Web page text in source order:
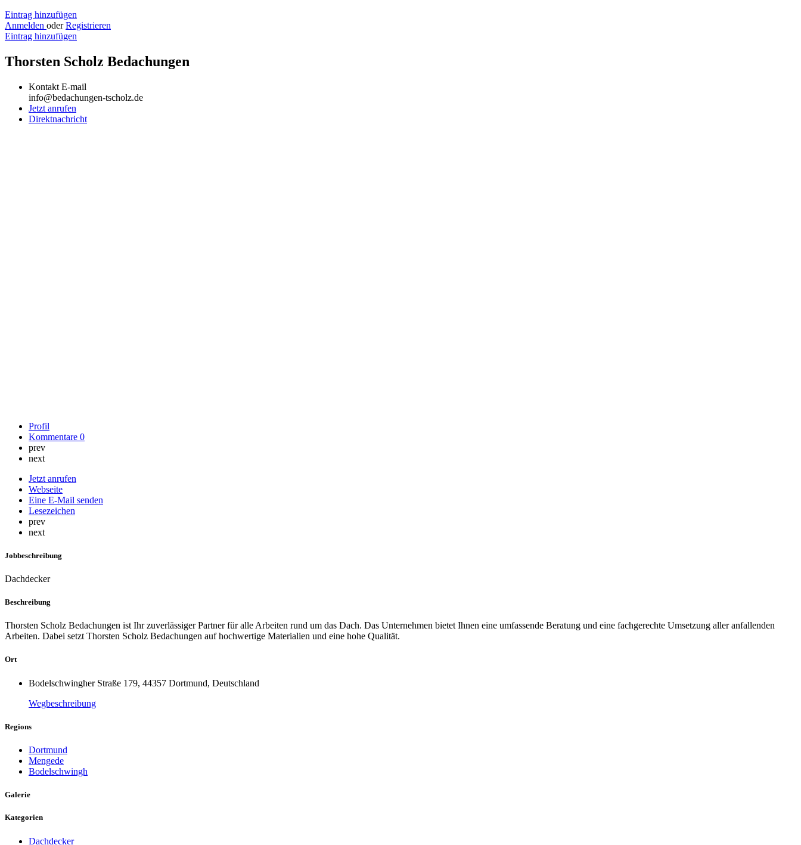
Eintrag hinzufügen
Anmelden oder Registrieren
Eintrag hinzufügen
Thorsten Scholz Bedachungen
Kontakt E-mail
info@bedachungen-tscholz.de
Jetzt anrufen
Direktnachricht
Profil
Kommentare 0
prev
next
Jetzt anrufen
Webseite
Eine E-Mail senden
Lesezeichen
prev
next
Jobbeschreibung
Dachdecker
Beschreibung
Thorsten Scholz Bedachungen ist Ihr zuverlässiger Partner für alle Arbeiten rund um das Dach. Das Unternehmen bietet Ihnen eine umfassende Beratung und eine fachgerechte Umsetzung aller anfallenden
Arbeiten. Dabei setzt Thorsten Scholz Bedachungen auf hochwertige Materialien und eine hohe Qualität.
Ort
Bodelschwingher Straße 179, 44357 Dortmund, Deutschland
Wegbeschreibung
Regions
Dortmund
Mengede
Bodelschwingh
Galerie
Kategorien
Dachdecker